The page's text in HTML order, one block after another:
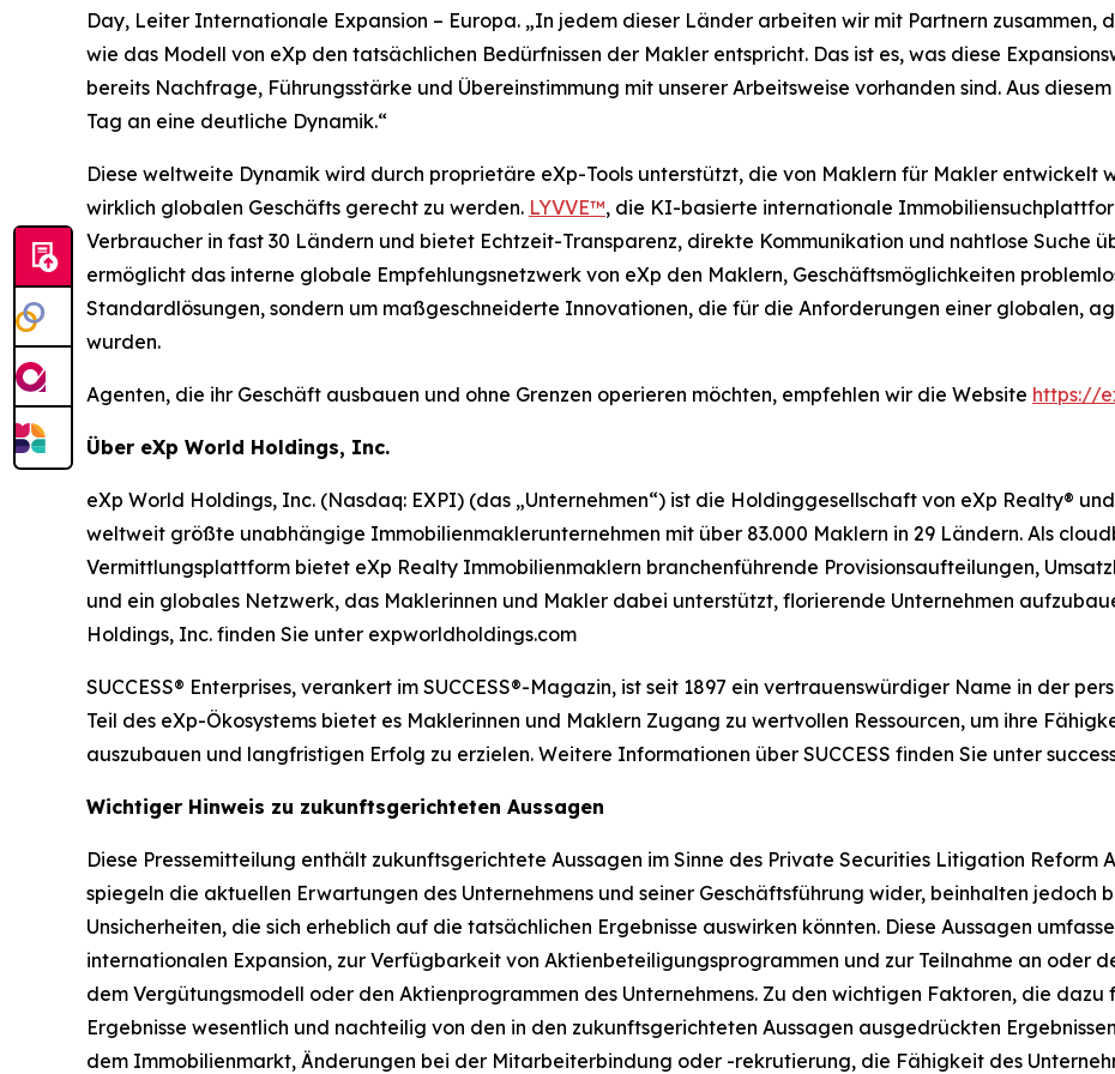
Day, Leiter Internationale Expansion – Europa. „In jedem dieser Länder arbeiten wir mit Partnern zusammen,
wie das Modell von eXp den tatsächlichen Bedürfnissen der Makler entspricht. Das ist es, was diese
bereits Nachfrage, Führungsstärke und Übereinstimmung mit unserer Arbeitsweise vorhanden sind. Aus
Tag an eine deutliche Dynamik.“
Diese weltweite Dynamik wird durch proprietäre eXp-Tools unterstützt, die von Maklern für Makler entwickelt
wirklich globalen Geschäfts gerecht zu werden. LYVVE™, die KI-basierte internationale
Verbraucher in fast 30 Ländern und bietet Echtzeit-Transparenz, direkte Kommunikation und nahtlose Suche
ermöglicht das interne globale Empfehlungsnetzwerk von eXp den Maklern, Geschäftsmöglichkeiten
Standardlösungen, sondern um maßgeschneiderte Innovationen, die für die Anforderungen einer globalen,
wurden.
Agenten, die ihr Geschäft ausbauen und ohne Grenzen operieren möchten, empfehlen wir die Website https://
Über eXp World Holdings, Inc.
eXp World Holdings, Inc. (Nasdaq: EXPI) (das „Unternehmen“) ist die Holdinggesellschaft von eXp Realty® und
weltweit größte unabhängige Immobilienmaklerunternehmen mit über 83.000 Maklern in 29 Ländern. Als
Vermittlungsplattform bietet eXp Realty Immobilienmaklern branchenführende Provisionsaufteilungen,
und ein globales Netzwerk, das Maklerinnen und Makler dabei unterstützt, florierende Unternehmen
Holdings, Inc. finden Sie unter expworldholdings.com
SUCCESS® Enterprises, verankert im SUCCESS®-Magazin, ist seit 1897 ein vertrauenswürdiger Name in der
Teil des eXp-Ökosystems bietet es Maklerinnen und Maklern Zugang zu wertvollen Ressourcen, um ihre
auszubauen und langfristigen Erfolg zu erzielen. Weitere Informationen über SUCCESS finden Sie unter
Wichtiger Hinweis zu zukunftsgerichteten Aussagen
Diese Pressemitteilung enthält zukunftsgerichtete Aussagen im Sinne des Private Securities Litigation Reform
spiegeln die aktuellen Erwartungen des Unternehmens und seiner Geschäftsführung wider, beinhalten jedoch
Unsicherheiten, die sich erheblich auf die tatsächlichen Ergebnisse auswirken könnten. Diese Aussagen
internationalen Expansion, zur Verfügbarkeit von Aktienbeteiligungsprogrammen und zur Teilnahme an oder
dem Vergütungsmodell oder den Aktienprogrammen des Unternehmens. Zu den wichtigen Faktoren, die dazu
Ergebnisse wesentlich und nachteilig von den in den zukunftsgerichteten Aussagen ausgedrückten
dem Immobilienmarkt, Änderungen bei der Mitarbeiterbindung oder -rekrutierung, die Fähigkeit des